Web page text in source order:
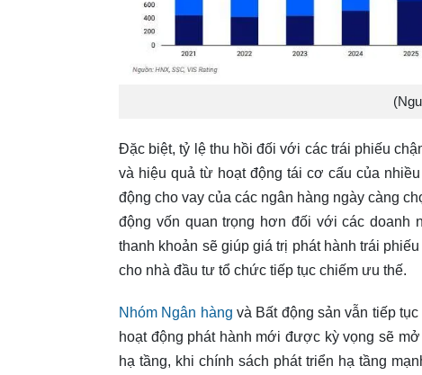
Đặc biệt, tỷ lệ thu hồi đối với các trái phiếu
và hiệu quả từ hoạt động tái cơ cấu của
động cho vay của các ngân hàng ngày càng
động vốn quan trọng hơn đối với các doanh
thanh khoản sẽ giúp giá trị phát hành trái
cho nhà đầu tư tổ chức tiếp tục chiếm ưu thế.
Nhóm Ngân hàng và Bất động sản vẫn tiếp
hoạt động phát hành mới được kỳ vọng sẽ
hạ tầng, khi chính sách phát triển hạ tầng